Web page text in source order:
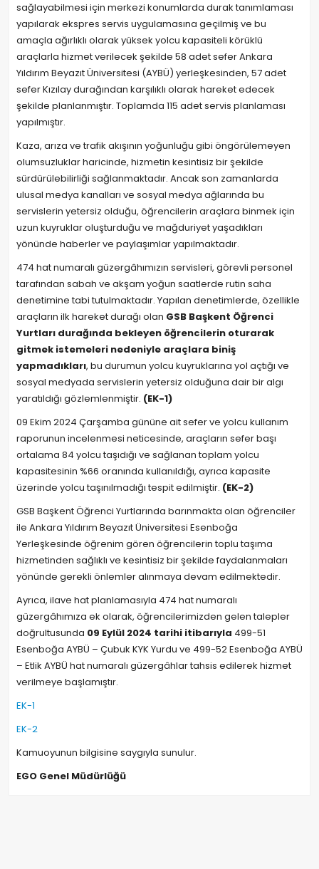
sağlayabilmesi için merkezi konumlarda durak tanımlaması
yapılarak ekspres servis uygulamasına geçilmiş ve bu
amaçla ağırlıklı olarak yüksek yolcu kapasiteli körüklü
araçlarla hizmet verilecek şekilde 58 adet sefer Ankara
Yıldırım Beyazıt Üniversitesi (AYBÜ) yerleşkesinden, 57 adet
sefer Kızılay durağından karşılıklı olarak hareket edecek
şekilde planlanmıştır. Toplamda 115 adet servis planlaması
yapılmıştır.
Kaza, arıza ve trafik akışının yoğunluğu gibi öngörülemeyen
olumsuzluklar haricinde, hizmetin kesintisiz bir şekilde
sürdürülebilirliği sağlanmaktadır. Ancak son zamanlarda
ulusal medya kanalları ve sosyal medya ağlarında bu
servislerin yetersiz olduğu, öğrencilerin araçlara binmek için
uzun kuyruklar oluşturduğu ve mağduriyet yaşadıkları
yönünde haberler ve paylaşımlar yapılmaktadır.
474 hat numaralı güzergâhımızın servisleri, görevli personel
tarafından sabah ve akşam yoğun saatlerde rutin saha
denetimine tabi tutulmaktadır. Yapılan denetimlerde, özellikle
araçların ilk hareket durağı olan GSB Başkent Öğrenci
Yurtları durağında bekleyen öğrencilerin oturarak
gitmek istemeleri nedeniyle araçlara biniş
yapmadıkları, bu durumun yolcu kuyruklarına yol açtığı ve
sosyal medyada servislerin yetersiz olduğuna dair bir algı
yaratıldığı gözlemlenmiştir. (EK-1)
09 Ekim 2024 Çarşamba gününe ait sefer ve yolcu kullanım
raporunun incelenmesi neticesinde, araçların sefer başı
ortalama 84 yolcu taşıdığı ve sağlanan toplam yolcu
kapasitesinin %66 oranında kullanıldığı, ayrıca kapasite
üzerinde yolcu taşınılmadığı tespit edilmiştir. (EK-2)
GSB Başkent Öğrenci Yurtlarında barınmakta olan öğrenciler
ile Ankara Yıldırım Beyazıt Üniversitesi Esenboğa
Yerleşkesinde öğrenim gören öğrencilerin toplu taşıma
hizmetinden sağlıklı ve kesintisiz bir şekilde faydalanmaları
yönünde gerekli önlemler alınmaya devam edilmektedir.
Ayrıca, ilave hat planlamasıyla 474 hat numaralı
güzergâhımıza ek olarak, öğrencilerimizden gelen talepler
doğrultusunda 09 Eylül 2024 tarihi itibarıyla 499-51
Esenboğa AYBÜ – Çubuk KYK Yurdu ve 499-52 Esenboğa AYBÜ
– Etlik AYBÜ hat numaralı güzergâhlar tahsis edilerek hizmet
verilmeye başlamıştır.
EK-1
EK-2
Kamuoyunun bilgisine saygıyla sunulur.
EGO Genel Müdürlüğü